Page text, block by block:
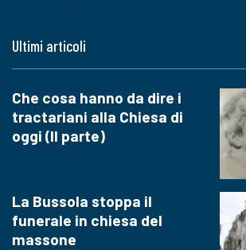
Ultimi articoli
Che cosa hanno da dire i
tractariani alla Chiesa di
oggi (II parte)
La Bussola stoppa il
funerale in chiesa del
massone